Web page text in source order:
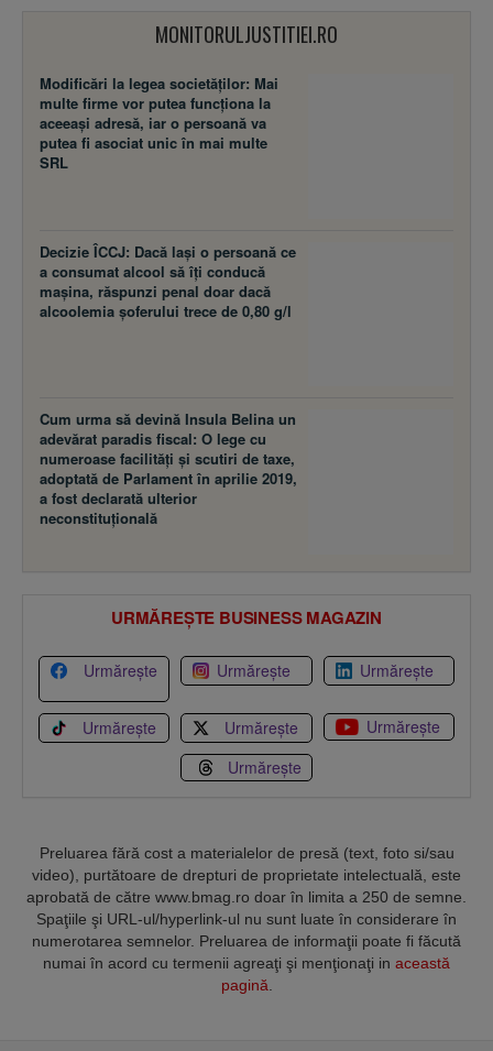
MONITORULJUSTITIEI.RO
Modificări la legea societăţilor: Mai
multe firme vor putea funcţiona la
aceeaşi adresă, iar o persoană va
putea fi asociat unic în mai multe
SRL
Decizie ÎCCJ: Dacă laşi o persoană ce
a consumat alcool să îţi conducă
maşina, răspunzi penal doar dacă
alcoolemia şoferului trece de 0,80 g/l
Cum urma să devină Insula Belina un
adevărat paradis fiscal: O lege cu
numeroase facilităţi şi scutiri de taxe,
adoptată de Parlament în aprilie 2019,
a fost declarată ulterior
neconstituţională
URMĂREȘTE BUSINESS MAGAZIN
Urmărește Urmărește Urmărește
Urmărește Urmărește
Urmărește
Urmărește
Preluarea fără cost a materialelor de presă (text, foto si/sau
video), purtătoare de drepturi de proprietate intelectuală, este
aprobată de către www.bmag.ro doar în limita a 250 de semne.
Spaţiile şi URL-ul/hyperlink-ul nu sunt luate în considerare în
numerotarea semnelor. Preluarea de informaţii poate fi făcută
numai în acord cu termenii agreaţi şi menţionaţi in această
pagină